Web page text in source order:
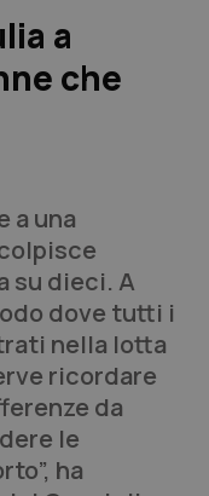
a
che
a una
su dieci. A
dove tutti i
nella lotta
ricordare
da
le
ha